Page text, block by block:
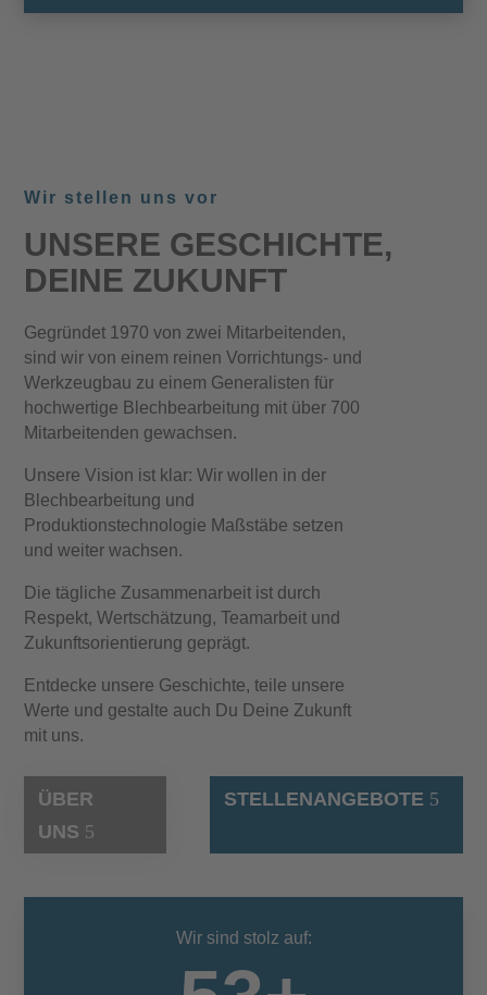
Wir stellen uns vor
UNSERE GESCHICHTE,
DEINE ZUKUNFT
Gegründet 1970 von zwei Mitarbeitenden,
sind wir von einem reinen Vorrichtungs- und
Werkzeugbau zu einem Generalisten für
hochwertige Blechbearbeitung mit über 700
Mitarbeitenden gewachsen.
Unsere Vision ist klar: Wir wollen in der
Blechbearbeitung und
Produktionstechnologie Maßstäbe setzen
und weiter wachsen.
Die tägliche Zusammenarbeit ist durch
Respekt, Wertschätzung, Teamarbeit und
Zukunftsorientierung geprägt.
Entdecke unsere Geschichte, teile unsere
Werte und gestalte auch Du Deine Zukunft
mit uns.
ÜBER
UNS
STELLENANGEBOTE
Wir sind stolz auf: